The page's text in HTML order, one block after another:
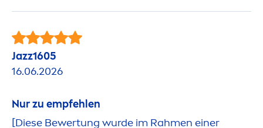
Jazz1605
16.06.2026
Nur zu empfehlen
[Diese Bewertung wurde im Rahmen einer